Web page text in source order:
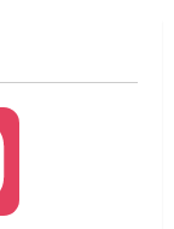
वीरांगनाओं का